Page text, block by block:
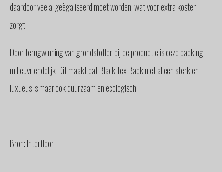
daardoor veelal geëgaliseerd moet worden, wat voor extra kosten
zorgt.
Door terugwinning van grondstoffen bij de productie is deze backing
milieuvriendelijk. Dit maakt dat Black Tex Back niet alleen sterk en
luxueus is maar ook duurzaam en ecologisch.
Bron: Interfloor